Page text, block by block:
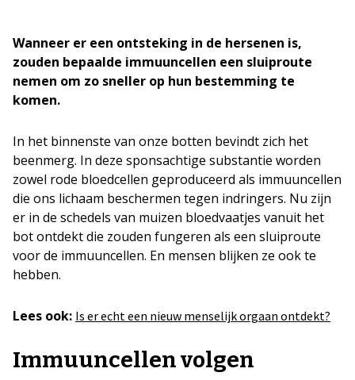
Wanneer er een ontsteking in de hersenen is,
zouden bepaalde immuuncellen een sluiproute
nemen om zo sneller op hun bestemming te
komen.
In het binnenste van onze botten bevindt zich het
beenmerg. In deze sponsachtige substantie worden
zowel rode bloedcellen geproduceerd als immuuncellen
die ons lichaam beschermen tegen indringers. Nu zijn
er in de schedels van muizen bloedvaatjes vanuit het
bot ontdekt die zouden fungeren als een sluiproute
voor de immuuncellen. En mensen blijken ze ook te
hebben.
Lees ook: Is er echt een nieuw menselijk orgaan ontdekt?
Immuuncellen volgen